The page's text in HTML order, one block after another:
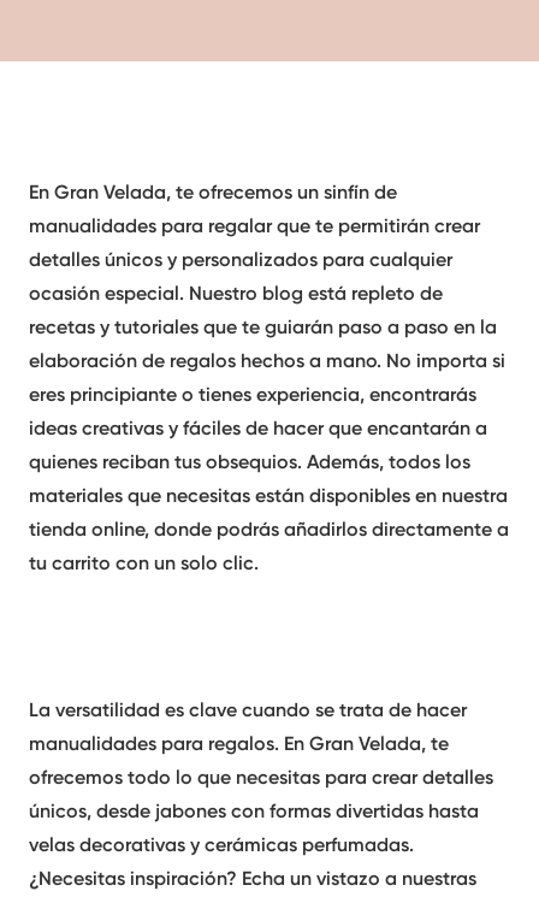
En Gran Velada, te ofrecemos un sinfín de
manualidades para regalarque te permitirán crear
detalles únicos y personalizados para cualquier
ocasión especial. Nuestro blog está repleto de
recetas y tutoriales que te guiarán paso a paso en la
elaboración de regalos hechos a mano. No importa si
eres principiante o tienes experiencia, encontrarás
ideas creativas y fáciles de hacer que encantarán a
quienes reciban tus obsequios. Además, todos los
materiales que necesitas están disponibles en nuestra
tienda online, donde podrás añadirlos directamente a
tu carrito con un solo clic.
La versatilidad es clave cuando se trata de hacer
manualidades para regalos. En Gran Velada, te
ofrecemos todo lo que necesitas para crear detalles
únicos, desde jabones con formas divertidas hasta
velas decorativas y cerámicas perfumadas.
¿Necesitas inspiración? Echa un vistazo a nuestras